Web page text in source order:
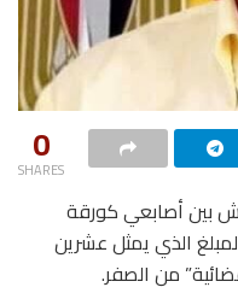
0
SHARES
بين أصابعي كورقة
الذي يمثل عشرين
من الصفر.